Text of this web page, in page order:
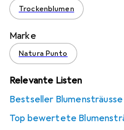
Trockenblumen
Marke
Natura Punto
Relevante Listen
Bestseller Blumensträusse
Top bewertete